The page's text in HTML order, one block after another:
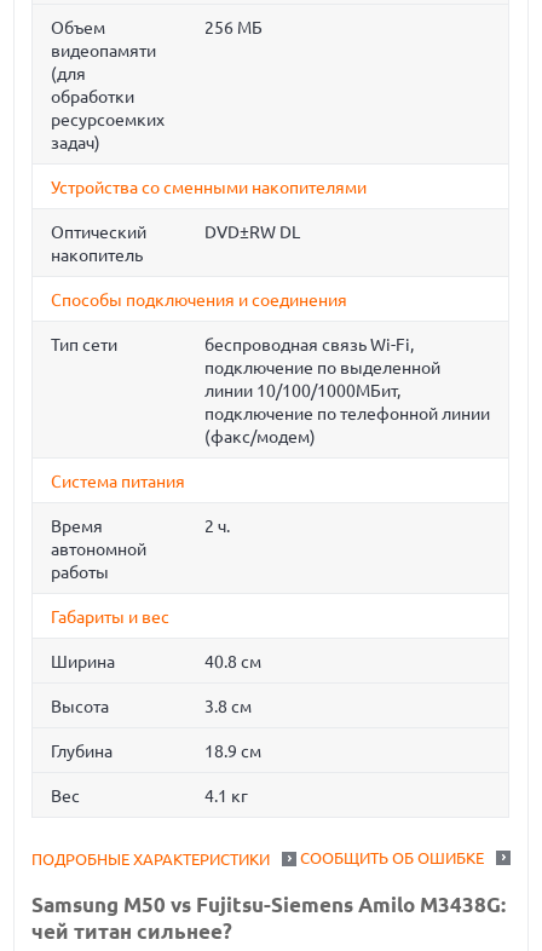
Объем
видеопамяти
(для
обработки
ресурсоемких
задач)
256 МБ
Устройства со сменными накопителями
Оптический
накопитель
DVD±RW DL
Способы подключения и соединения
Тип сети
беспроводная связь Wi-Fi,
подключение по выделенной
линии 10/100/1000МБит,
подключение по телефонной линии
(факс/модем)
Система питания
Время
автономной
работы
2 ч.
Габариты и вес
Ширина 40.8 см
Высота 3.8 см
Глубина 18.9 см
Вес 4.1 кг
СООБЩИТЬ ОБ ОШИБКЕ
ПОДРОБНЫЕ ХАРАКТЕРИСТИКИ
Samsung M50 vs Fujitsu-Siemens Amilo M3438G:
чей титан сильнее?